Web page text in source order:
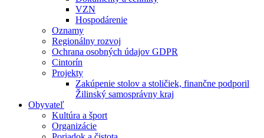
VZN
Hospodárenie
Oznamy
Regionálny rozvoj
Ochrana osobných údajov GDPR
Cintorín
Projekty
Zakúpenie stolov a stoličiek, finančne podporil
Žilinský samosprávny kraj
Obyvateľ
Kultúra a šport
Organizácie